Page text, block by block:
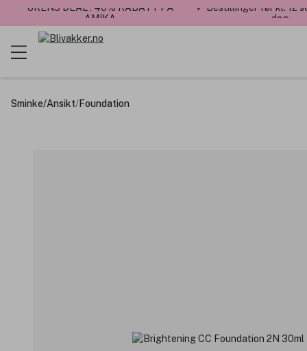
UKENS DEAL : 40% RABATT PÅ
AMIKA
✓ Bestillinger før kl. 12
dag
Sminke/Ansikt/Foundation